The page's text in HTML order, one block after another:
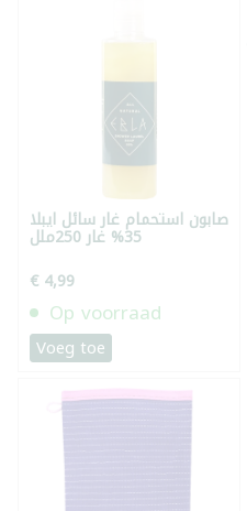
صابون استحمام غار سائل ايبلا
35% غار 250ملل
€ 4,99
Op voorraad
Voeg toe